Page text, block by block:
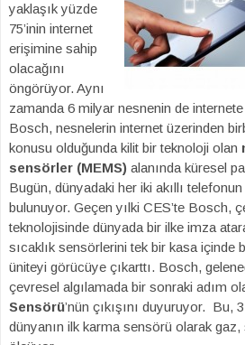
yaklaşık yüzde
75’inin internet
erişimine sahip
olacağını
öngörüyor. Aynı
zamanda 6 milyar nesnenin de
Bosch, nesnelerin internet üzerinden
konusu olduğunda kilit bir teknoloji olan
sensörler (MEMS) alanında küresel
Bugün, dünyadaki her iki akıllı
bulunuyor. Geçen yılki CES’te Bosch,
teknolojisinde dünyada bir ilke imza
sıcaklık sensörlerini tek bir kasa içinde
üniteyi görücüye çıkarttı. Bosch,
çevresel algılamada bir sonraki adım
Sensörü’nün çıkışını duyuruyor. Bu,
dünyanın ilk karma sensörü olarak gaz,